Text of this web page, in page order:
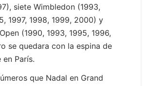
siete Wimbledon (1993,
1997, 1998, 1999, 2000) y
(1990, 1993, 1995, 1996,
se quedara con la espina de
París.
que Nadal en Grand